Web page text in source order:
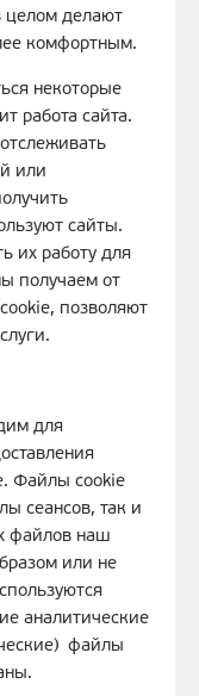
целом делают
комфортным.
некоторые
работа сайта.
или
сайты.
их работу для
получаем от
позволяют
для
Файлы cookie
сеансов, так и
файлов наш
или не
аналитические
файлы